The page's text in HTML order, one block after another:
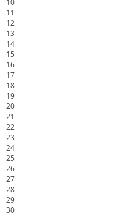
10
11
12
13
14
15
16
17
18
19
20
21
22
23
24
25
26
27
28
29
30